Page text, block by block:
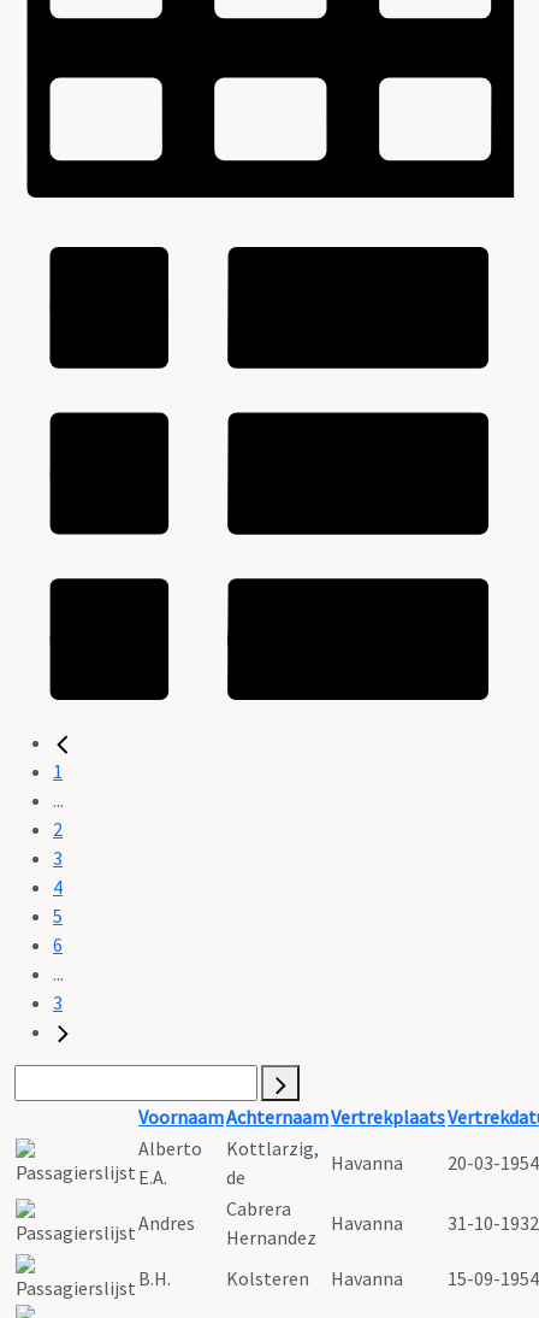
1
...
2
3
4
5
6
...
3
VoornaamAchternaamVertrekplaats
Alberto
E.A.
Kottlarzig,
de
Havanna 20-03-1954
Andres
Cabrera
Hernandez
Havanna 31-10-1932
B.H. Kolsteren Havanna 15-09-1954